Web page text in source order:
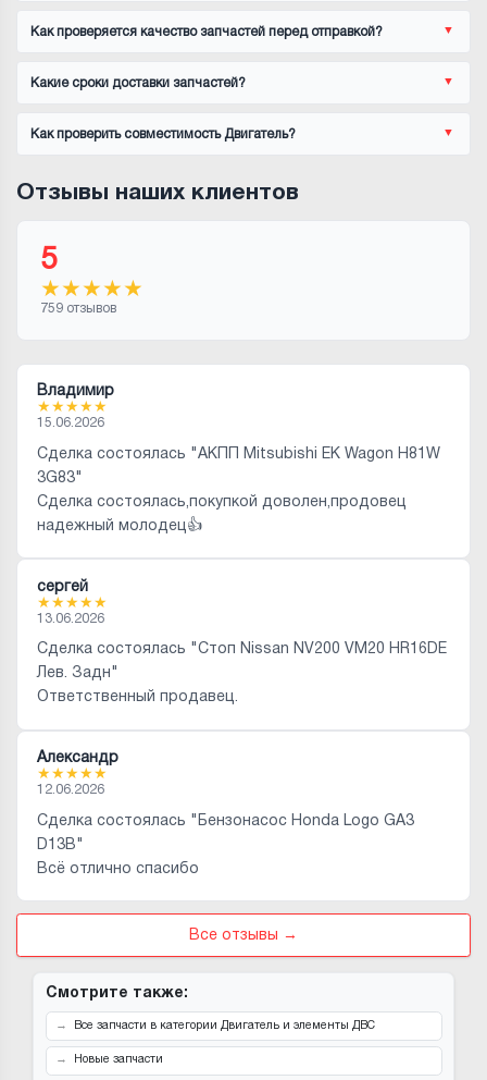
Как проверяется качество запчастей перед отправкой?
Какие сроки доставки запчастей?
Как проверить совместимость Двигатель?
Отзывы наших клиентов
5
★★★★★
759 отзывов
Владимир
★★★★★
15.06.2026
Сделка состоялась "АКПП Mitsubishi EK Wagon H81W
3G83"
Сделка состоялась,покупкой доволен,продовец
надежный молодец👍
сергей
★★★★★
13.06.2026
Сделка состоялась "Стоп Nissan NV200 VM20 HR16DE
Лев. Задн"
Ответственный продавец.
Александр
★★★★★
12.06.2026
Сделка состоялась "Бензонасос Honda Logo GA3
D13B"
Всё отлично спасибо
Все отзывы →
Смотрите также:
Все запчасти в категории Двигатель и элементы ДВС
Новые запчасти